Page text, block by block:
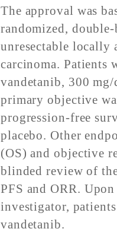
The approval was
randomized,
unresectable locally
carcinoma. Patients
vandetanib, 300
primary objective
progression-free
placebo. Other
(OS) and objective
blinded review of
PFS and ORR.
investigator,
vandetanib.